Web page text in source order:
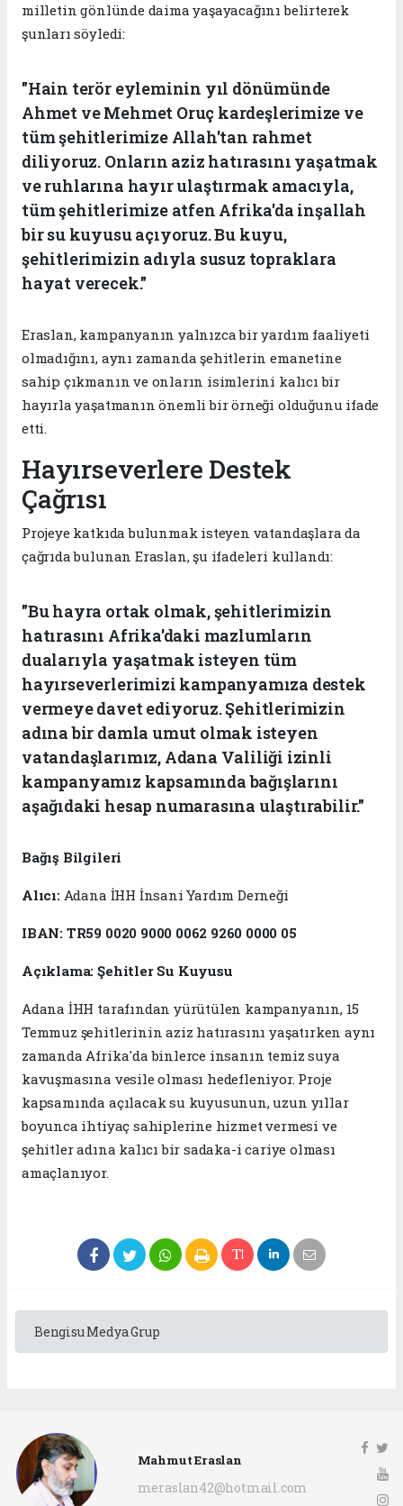
milletin gönlünde daima yaşayacağını belirterek
şunları söyledi:
"Hain terör eyleminin yıl dönümünde
Ahmet ve Mehmet Oruç kardeşlerimize ve
tüm şehitlerimize Allah'tan rahmet
diliyoruz. Onların aziz hatırasını yaşatmak
ve ruhlarına hayır ulaştırmak amacıyla,
tüm şehitlerimize atfen Afrika'da inşallah
bir su kuyusu açıyoruz. Bu kuyu,
şehitlerimizin adıyla susuz topraklara
hayat verecek."
Eraslan, kampanyanın yalnızca bir yardım faaliyeti
olmadığını, aynı zamanda şehitlerin emanetine
sahip çıkmanın ve onların isimlerini kalıcı bir
hayırla yaşatmanın önemli bir örneği olduğunu ifade
etti.
Hayırseverlere Destek
Çağrısı
Projeye katkıda bulunmak isteyen vatandaşlara da
çağrıda bulunan Eraslan, şu ifadeleri kullandı:
"Bu hayra ortak olmak, şehitlerimizin
hatırasını Afrika'daki mazlumların
dualarıyla yaşatmak isteyen tüm
hayırseverlerimizi kampanyamıza destek
vermeye davet ediyoruz. Şehitlerimizin
adına bir damla umut olmak isteyen
vatandaşlarımız, Adana Valiliği izinli
kampanyamız kapsamında bağışlarını
aşağıdaki hesap numarasına ulaştırabilir."
Bağış Bilgileri
Alıcı:Adana İHH İnsani Yardım Derneği
IBAN: TR59 0020 9000 0062 9260 0000 05
Açıklama: Şehitler Su Kuyusu
Adana İHH tarafından yürütülen kampanyanın, 15
Temmuz şehitlerinin aziz hatırasını yaşatırken aynı
zamanda Afrika'da binlerce insanın temiz suya
kavuşmasına vesile olması hedefleniyor. Proje
kapsamında açılacak su kuyusunun, uzun yıllar
boyunca ihtiyaç sahiplerine hizmet vermesi ve
şehitler adına kalıcı bir sadaka-i cariye olması
amaçlanıyor.
Bengisu Medya Grup
Mahmut Eraslan
meraslan42@hotmail.com